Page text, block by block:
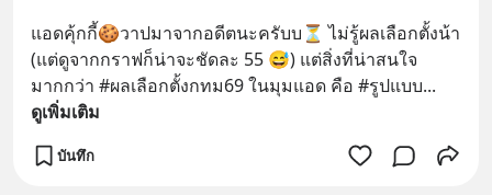
แอดคุ้กกี้🍪วาปมาจากอดีตนะครับบ⏳ ไม่รู้ผลเลือกตั้งน้า
(แต่ดูจากกราฟก็น่าจะชัดละ 55 😅) แต่สิ่งที่น่าสนใจ
มากกว่า #ผลเลือกตั้งกทม69 ในมุมแอด คือ #รูปแบบ...
ดูเพิ่มเติม
บันทึก